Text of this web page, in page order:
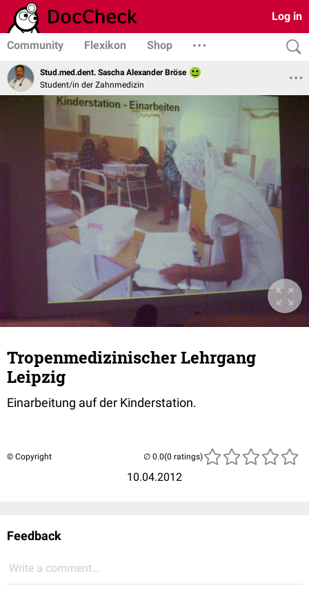
Log in
Community Flexikon Shop
Stud.med.dent. Sascha Alexander Bröse
Student/in der Zahnmedizin
Tropenmedizinischer Lehrgang
Leipzig
Einarbeitung auf der Kinderstation.
© Copyright
10.04.2012
(0 ratings)
Feedback
Write a comment...